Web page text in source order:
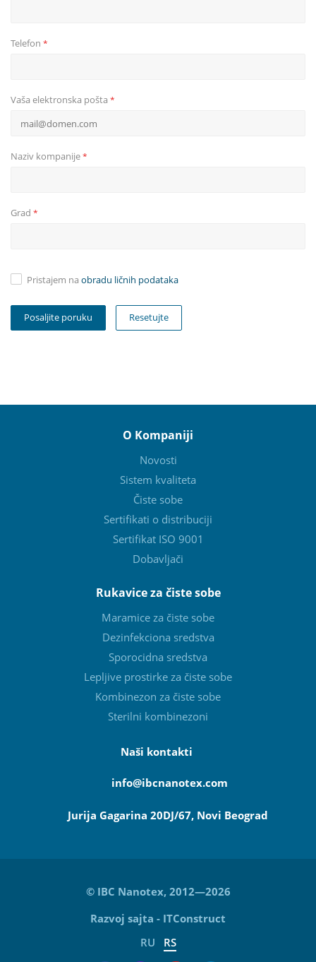
Telefon *
Vaša elektronska pošta *
Naziv kompanije*
Grad *
Pristajem na obradu ličnih podataka
Resetujte
O Kompaniji
Novosti
Sistem kvaliteta
Čiste sobe
Sertifikati o distribuciji
Sertifikat ISO 9001
Dobavljači
Rukavice za čiste sobe
Maramice za čiste sobe
Dezinfekciona sredstva
Sporocidna sredstva
Lepljive prostirke za čiste sobe
Kombinezon za čiste sobe
Sterilni kombinezoni
Naši kontakti
info@ibcnanotex.com
Jurija Gagarina 20DJ/67, Novi Beograd
© IBC Nanotex, 2012—2026
Razvoj sajta - ITConstruct
RU
RS